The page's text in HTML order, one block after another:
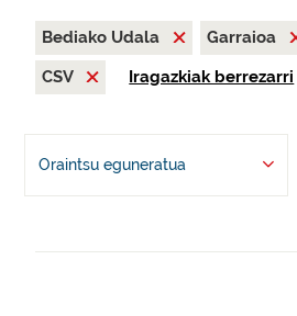
Bediako Udala Garraioa
CSV
Iragazkiak berrezarri
Oraintsu eguneratua